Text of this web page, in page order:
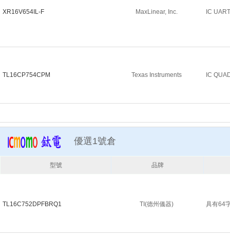
XR16V654IL-F MaxLinear, Inc. IC
TL16CP754CPM Texas Instruments IC
優選1號倉
型號 品牌
TL16C752DPFBRQ1 TI(德州儀器) 具有64